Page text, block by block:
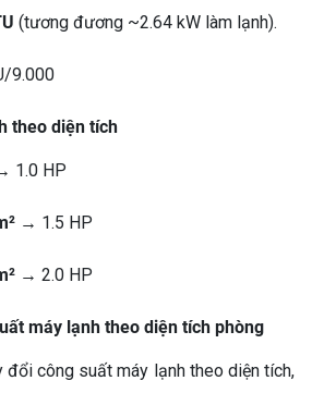
(tương đương ~2.64 kW làm lạnh).
9.000
theo diện tích
1.0 HP
→ 1.5 HP
→ 2.0 HP
máy lạnh theo diện tích phòng
đổi công suất máy lạnh theo diện tích,